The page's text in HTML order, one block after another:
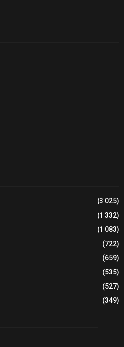
(3 025)
(1 332)
(1 083)
(722)
(659)
(535)
(527)
(349)